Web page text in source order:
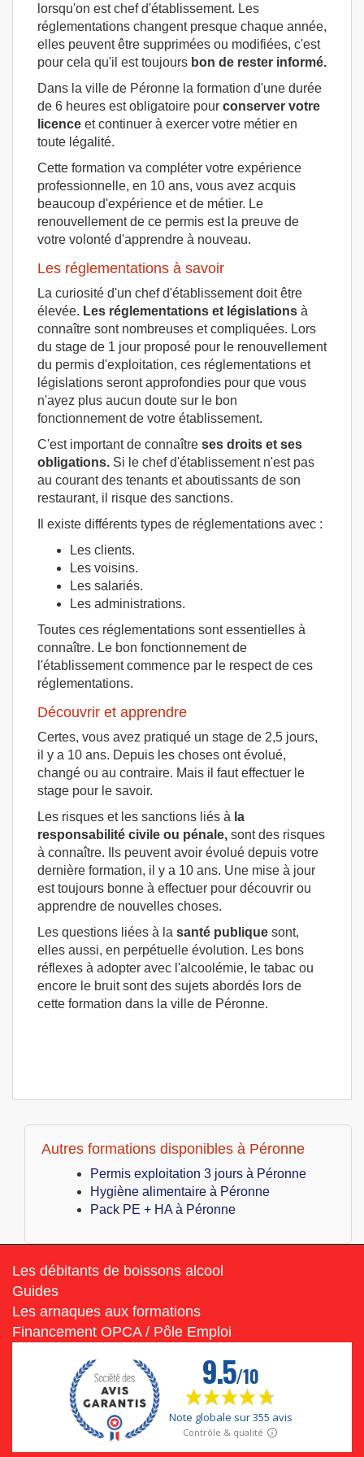
lorsqu'on est chef d'établissement. Les
réglementations changent presque chaque année,
elles peuvent être supprimées ou modifiées, c'est
pour cela qu'il est toujours bon de rester informé.
Dans la ville de Péronne la formation d'une durée
de 6 heures est obligatoire pour conserver votre
licence et continuer à exercer votre métier en
toute légalité.
Cette formation va compléter votre expérience
professionnelle, en 10 ans, vous avez acquis
beaucoup d'expérience et de métier. Le
renouvellement de ce permis est la preuve de
votre volonté d'apprendre à nouveau.
Les réglementations à savoir
La curiosité d'un chef d'établissement doit être
élevée. Les réglementations et législations à
connaître sont nombreuses et compliquées. Lors
du stage de 1 jour proposé pour le renouvellement
du permis d'exploitation, ces réglementations et
législations seront approfondies pour que vous
n'ayez plus aucun doute sur le bon
fonctionnement de votre établissement.
C'est important de connaître ses droits et ses
obligations. Si le chef d'établissement n'est pas
au courant des tenants et aboutissants de son
restaurant, il risque des sanctions.
Il existe différents types de réglementations avec :
Les clients.
Les voisins.
Les salariés.
Les administrations.
Toutes ces réglementations sont essentielles à
connaître. Le bon fonctionnement de
l'établissement commence par le respect de ces
réglementations.
Découvrir et apprendre
Certes, vous avez pratiqué un stage de 2,5 jours,
il y a 10 ans. Depuis les choses ont évolué,
changé ou au contraire. Mais il faut effectuer le
stage pour le savoir.
Les risques et les sanctions liés à la
responsabilité civile ou pénale, sont des risques
à connaître. Ils peuvent avoir évolué depuis votre
dernière formation, il y a 10 ans. Une mise à jour
est toujours bonne à effectuer pour découvrir ou
apprendre de nouvelles choses.
Les questions liées à la santé publique sont,
elles aussi, en perpétuelle évolution. Les bons
réflexes à adopter avec l'alcoolémie, le tabac ou
encore le bruit sont des sujets abordés lors de
cette formation dans la ville de Péronne.
Autres formations disponibles à Péronne
Permis exploitation 3 jours à Péronne
Hygiène alimentaire à Péronne
Pack PE + HA à Péronne
Les débitants de boissons alcool
Guides
Les arnaques aux formations
Financement OPCA / Pôle Emploi